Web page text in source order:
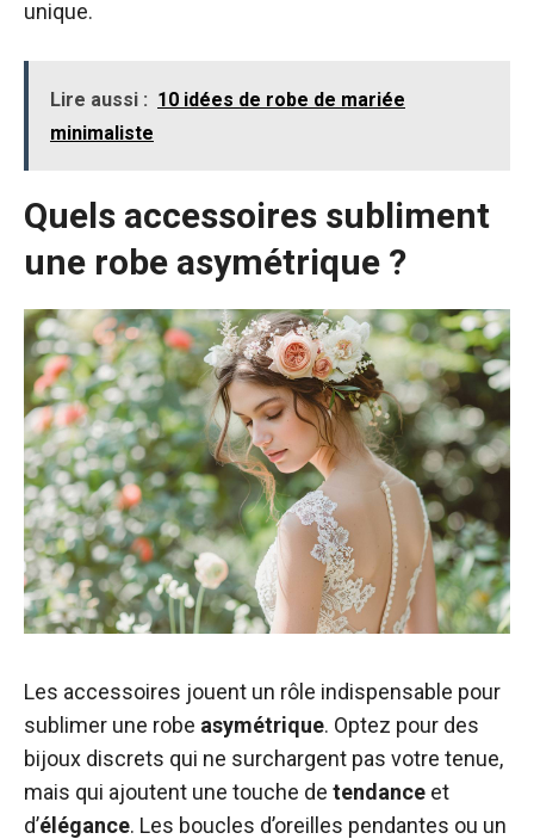
unique.
Lire aussi : 10 idées de robe de mariée
minimaliste
Quels accessoires subliment
une robe asymétrique ?
Les accessoires jouent un rôle indispensable pour
sublimer une robe asymétrique. Optez pour des
bijoux discrets qui ne surchargent pas votre tenue,
mais qui ajoutent une touche de tendance et
d’élégance. Les boucles d’oreilles pendantes ou un